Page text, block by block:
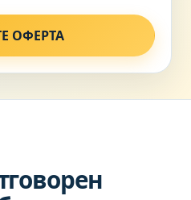
ОФЕРТА